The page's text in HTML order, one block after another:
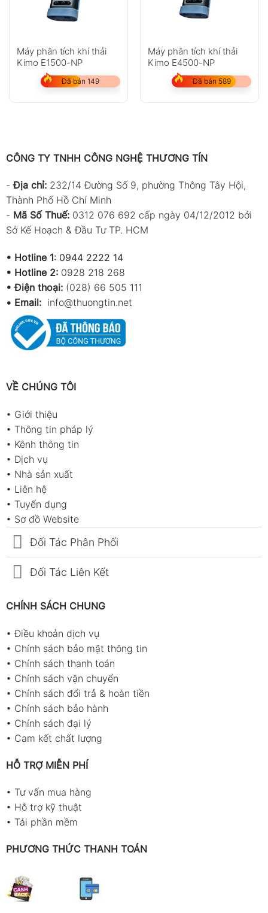
Máy phân tích khí thải
Kimo E1500-NP
Đã bán 149
Máy phân tích khí thải
Kimo E4500-NP
Đã bán 589
CÔNG TY TNHH CÔNG NGHỆ THƯƠNG TÍN
-Địa chỉ: 232/14 Đường Số 9, phường Thông Tây Hội,
Thành Phố Hồ Chí Minh
- Mã Số Thuế: 0312 076 692 cấp ngày 04/12/2012 bởi
Sở Kế Hoạch & Đầu Tư TP. HCM
• Hotline 1: 0944 2222 14
• Hotline 2: 0928 218 268
• Điện thoại: (028) 66 505 111
• Email: info@thuongtin.net
VỀ CHÚNG TÔI
• Giới thiệu
• Thông tin pháp lý
• Kênh thông tin
• Dịch vụ
• Nhà sản xuất
• Liên hệ
• Tuyển dụng
• Sơ đồ Website
Đối Tác Phân Phối
Đối Tác Liên Kết
CHÍNH SÁCH CHUNG
•Điều khoản dịch vụ
• Chính sách bảo mật thông tin
• Chính sách thanh toán
• Chính sách vận chuyển
• Chính sách đổi trả & hoàn tiền
• Chính sách bảo hành
• Chính sách đại lý
• Cam kết chất lượng
HỖ TRỢ MIỄN PHÍ
• Tư vấn mua hàng
• Hỗ trợ kỹ thuật
• Tải phần mềm
PHƯƠNG THỨC THANH TOÁN